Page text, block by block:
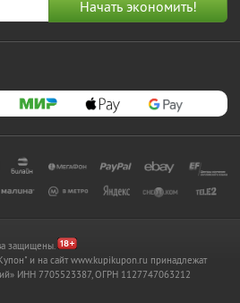
защищены.
и на сайт www.kupikupon.ru принадлежат
ИНН 7705523387, ОГРН 1127747063212